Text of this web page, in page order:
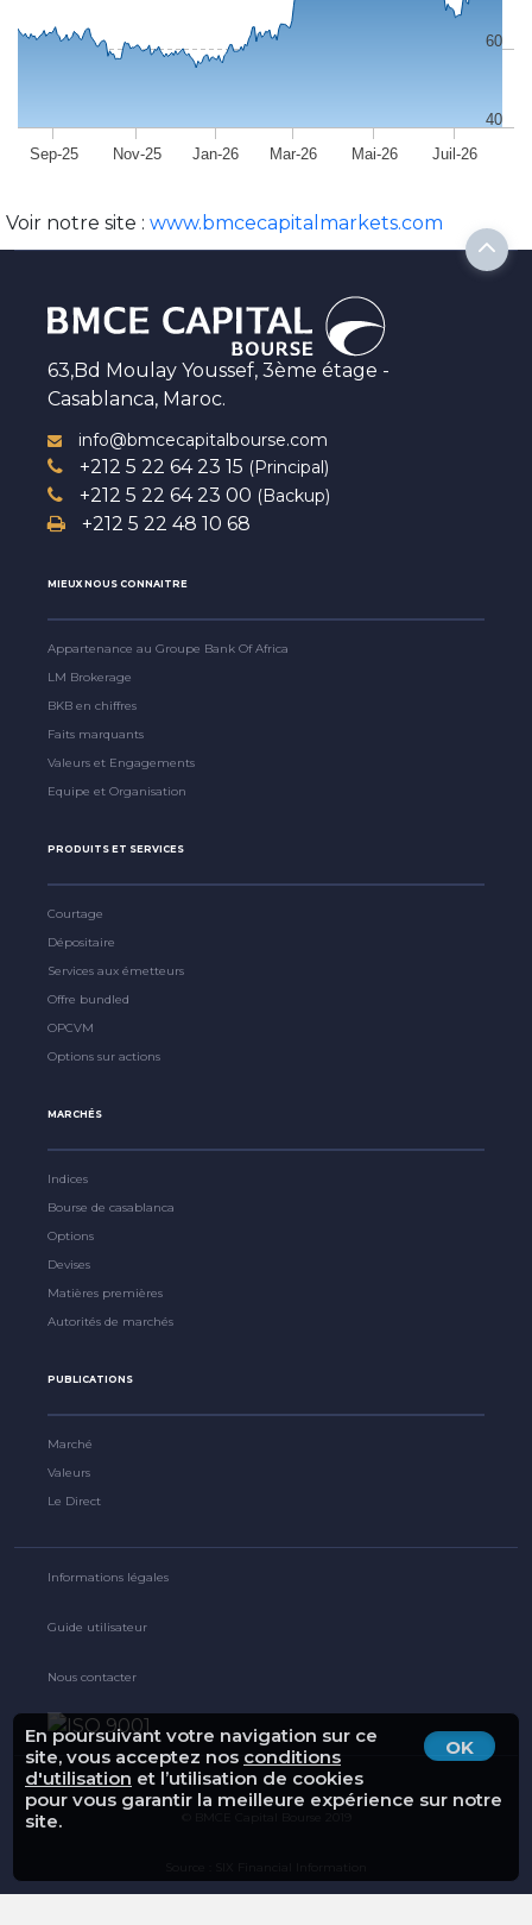
Sep-25 Nov-25 Jan-26 Mar-26 Mai-26 Juil-26
40
60
Voir notre site : www.bmcecapitalmarkets.com
OK
En poursuivant votre navigation sur ce
site, vous acceptez nos conditions
d'utilisation et l’utilisation de cookies
pour vous garantir la meilleure expérience sur notre
site.
63,Bd Moulay Youssef, 3ème étage -
Casablanca, Maroc.
info@bmcecapitalbourse.com
+212 5 22 64 23 15 (Principal)
+212 5 22 64 23 00 (Backup)
+212 5 22 48 10 68
MIEUX NOUS CONNAITRE
Appartenance au Groupe Bank Of Africa
LM Brokerage
BKB en chiffres
Faits marquants
Valeurs et Engagements
Equipe et Organisation
PRODUITS ET SERVICES
Courtage
Dépositaire
Services aux émetteurs
Offre bundled
OPCVM
Options sur actions
MARCHÉS
Indices
Bourse de casablanca
Options
Devises
Matières premières
Autorités de marchés
PUBLICATIONS
Marché
Valeurs
Le Direct
Informations légales
Guide utilisateur
Nous contacter